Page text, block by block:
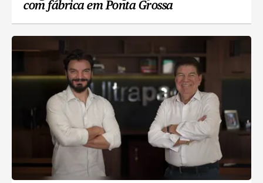
com fábrica em Ponta Grossa